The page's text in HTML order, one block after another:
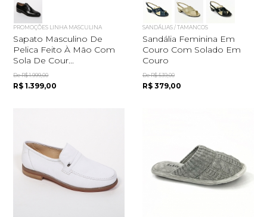
PROMOÇÕES LINHA MASCULINA
Sapato Masculino De
Pelica Feito À Mão Com
Sola De Cour...
De R$ 1.999,00
R$ 1.399,00
SANDÁLIAS / TAMANCOS
Sandália Feminina Em
Couro Com Solado Em
Couro
De R$ 539,00
R$ 379,00